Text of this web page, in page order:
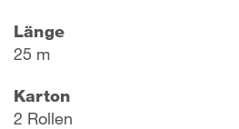
Länge
25 m
Karton
2 Rollen